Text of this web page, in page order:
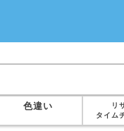
色違い
リ
タイム